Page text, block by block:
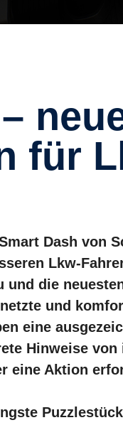
für
Dash von
Lkw-
und die
und
eine
Hinweise
eine Aktion